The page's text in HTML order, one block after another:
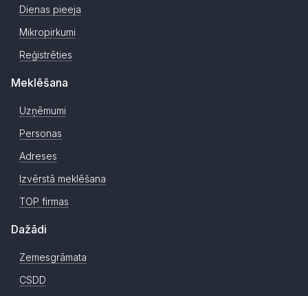
Dienas pieeja
Mikropirkumi
Reģistrēties
Meklēšana
Uzņēmumi
Personas
Adreses
Izvērstā meklēšana
TOP firmas
Dažādi
Zemesgrāmata
CSDD